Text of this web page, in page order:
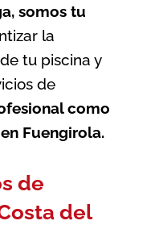
somos tu
la
tu piscina y
de
como
Fuengirola.
de
del